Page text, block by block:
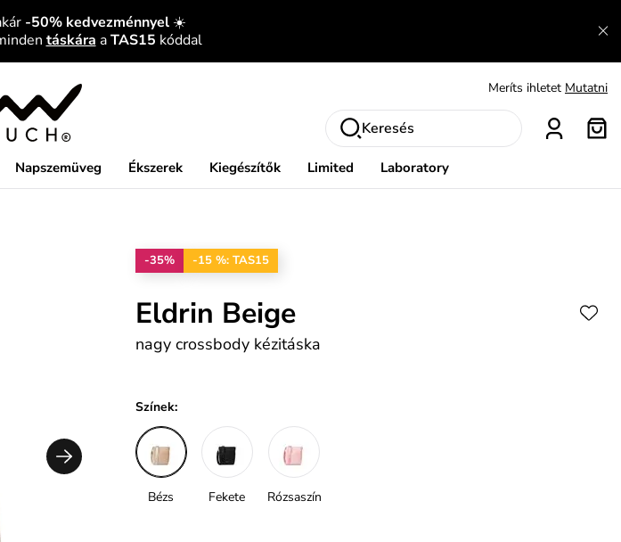
-50% kedvezménnyel ☀️
táskára aTAS15 kóddal
Napszemüveg Ékszerek Kiegészítők Limited Laboratory
Ingyenes csere és visszaküldés Megtekintés
Keresés
-35% -15 %: TAS15
Eldrin Beige
nagy crossbody kézitáska
Színek:
Bézs Fekete Rózsaszín